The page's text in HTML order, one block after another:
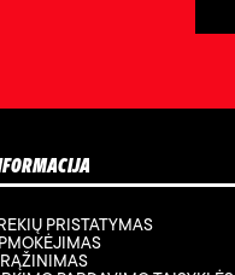
PRISTATYMAS